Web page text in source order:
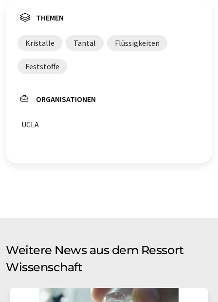
LUMITOS bietet diese automatischen Übersetzungen
Nachrichten zu präsentieren. Da dieser Artikel mit
automatischer Übersetzung übersetzt wurde, ist es
möglich, dass er Fehler im Vokabular, in der Syntax oder
THEMEN
Kristalle Tantal Flüssigkeiten
Feststoffe
ORGANISATIONEN
UCLA
Weitere News aus dem Ressort
Wissenschaft